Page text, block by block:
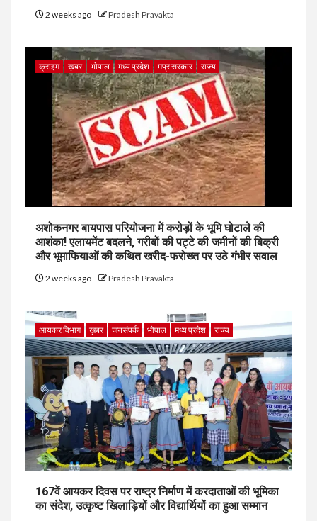
2 weeks ago Pradesh Pravakta
क्राइम ख़बर भोपाल मध्य प्रदेश मप्र सरकार राज्य
अशोकनगर बायपास परियोजना में करोड़ों के भूमि घोटाले की
आशंका! एलायमेंट बदलने, गरीबों की पट्टे की जमीनों की बिक्री
और भूमाफियाओं की कथित खरीद-फरोख्त पर उठे गंभीर सवाल
2 weeks ago Pradesh Pravakta
आयकर विभाग ख़बर जनसंपर्क भोपाल मध्य प्रदेश राज्य
167वें आयकर दिवस पर राष्ट्र निर्माण में करदाताओं की भूमिका
का संदेश, उत्कृष्ट खिलाड़ियों और विद्यार्थियों का हुआ सम्मान